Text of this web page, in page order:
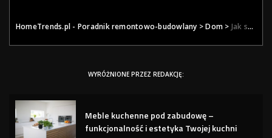
HomeTrends.pl - Poradnik remontowo-budowlany >Dom > Jak spuścić wodę z bojlera? – prawidłowe wykonanie
WYRÓŻNIONE PRZEZ REDAKCJĘ:
Meble kuchenne pod zabudowę –
funkcjonalność i estetyka Twojej kuchni